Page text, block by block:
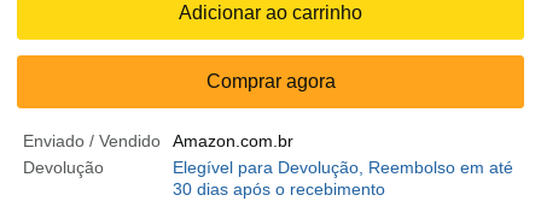
Adicionar ao carrinho
Comprar agora
Enviado / Vendido
Amazon.com.br
Devolução
Elegível para Devolução, Reembolso em até
30 dias após o recebimento